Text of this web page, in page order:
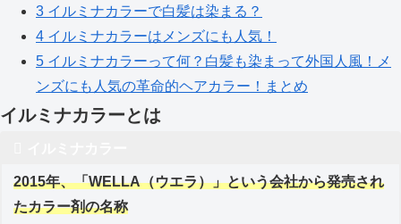
3 イルミナカラーで白髪は染まる？
4 イルミナカラーはメンズにも人気！
5 イルミナカラーって何？白髪も染まって外国人風！メ
ンズにも人気の革命的ヘアカラー！まとめ
イルミナカラーとは
2015年、「WELLA（ウエラ）」という会社から発売され
たカラー剤の名称